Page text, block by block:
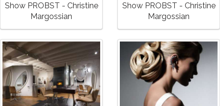
Show PROBST - Christine
Margossian
Show PROBST - Christine
Margossian